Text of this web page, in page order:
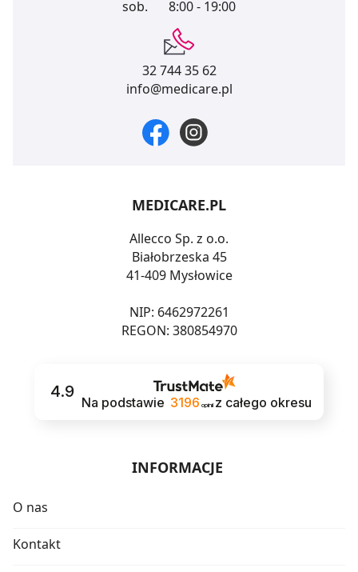
sob.
8:00 - 19:00
32 744 35 62
info@medicare.pl
MEDICARE.PL
Allecco Sp. z o.o.
Białobrzeska 45
41-409 Mysłowice
NIP: 6462972261
REGON: 380854970
4.9
Na podstawie 3196 opinii z całego okresu
INFORMACJE
O nas
Kontakt